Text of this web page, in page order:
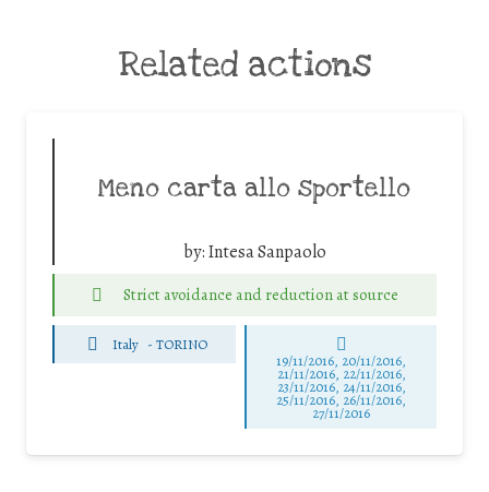
Related actions
Meno carta allo sportello
by:Intesa Sanpaolo
Strict avoidance and reduction at source
Italy - TORINO
19/11/2016, 20/11/2016,
21/11/2016, 22/11/2016,
23/11/2016, 24/11/2016,
25/11/2016, 26/11/2016,
27/11/2016